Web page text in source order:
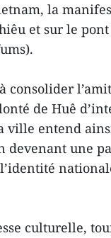
la
et sur le
de Huê
ville entend
devenant une
culturelle,